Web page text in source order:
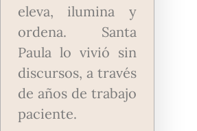
eleva, ilumina y
ordena. Santa
Paula lo vivió sin
discursos, a través
de años de trabajo
paciente.